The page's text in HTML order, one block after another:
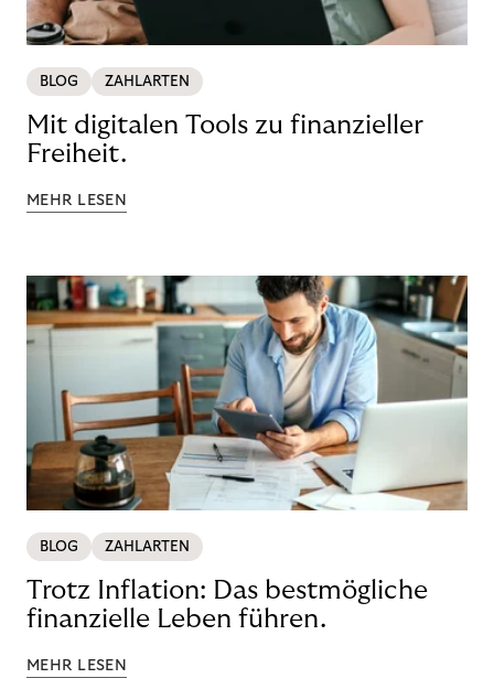
BLOG ZAHLARTEN
Mit digitalen Tools zu finanzieller
Freiheit.
MEHR LESEN
BLOG ZAHLARTEN
Trotz Inflation: Das bestmögliche
finanzielle Leben führen.
MEHR LESEN